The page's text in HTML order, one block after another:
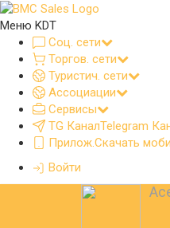
Меню KDT
Соц. сети
Торгов. сети
Туристич. сети
Ассоциации
Сервисы
TG КаналTelegram
Прилож.Скачать
Войти